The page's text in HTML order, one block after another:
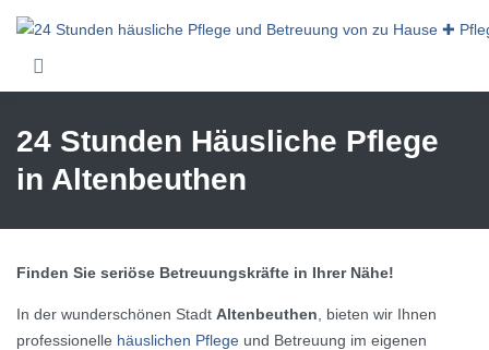
24 Stunden Häusliche Pflege
in Altenbeuthen
Finden Sie seriöse Betreuungskräfte in Ihrer Nähe!
In der wunderschönen Stadt Altenbeuthen, bieten wir Ihnen
professionelle häuslichen Pflege und Betreuung im eigenen